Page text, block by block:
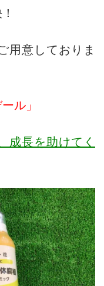
用意しておりま
ル」
成長を助けてく